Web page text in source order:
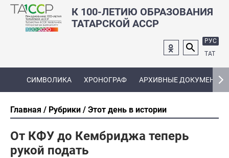
К 100-ЛЕТИЮ ОБРАЗОВАНИЯ
ТАТАРСКОЙ АССР
РУС
ТАТ
СИМВОЛИКА ХРОНОГРАФ АРХИВНЫЕ ДОКУМЕНТЫ
Главная Рубрики Этот день в истории
От КФУ до Кембриджа теперь
рукой подать